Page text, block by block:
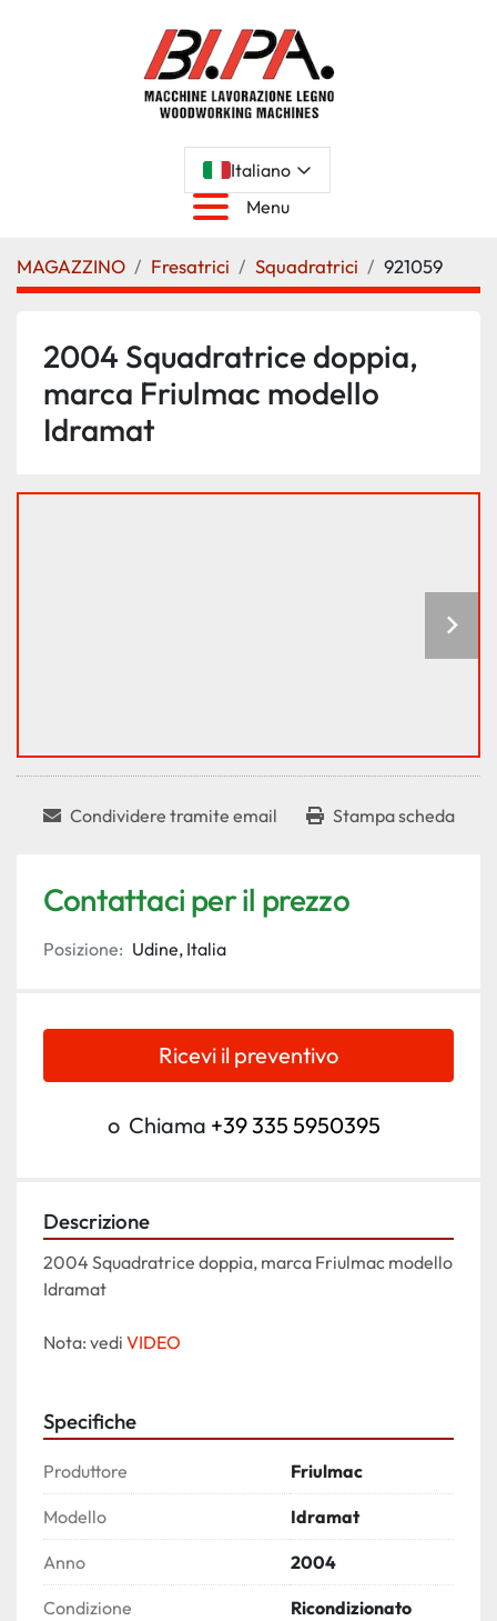
Italiano
Menu
MAGAZZINO Fresatrici Squadratrici 921059
2004 Squadratrice doppia,
marca Friulmac modello
Idramat
Condividere tramite email Stampa scheda
Contattaci per il prezzo
Posizione: Udine, Italia
Ricevi il preventivo
o Chiama +39 335 5950395
Descrizione
2004 Squadratrice doppia, marca Friulmac modello
Idramat
Nota: vedi VIDEO
Specifiche
Produttore Friulmac
Modello Idramat
Anno 2004
Condizione Ricondizionato